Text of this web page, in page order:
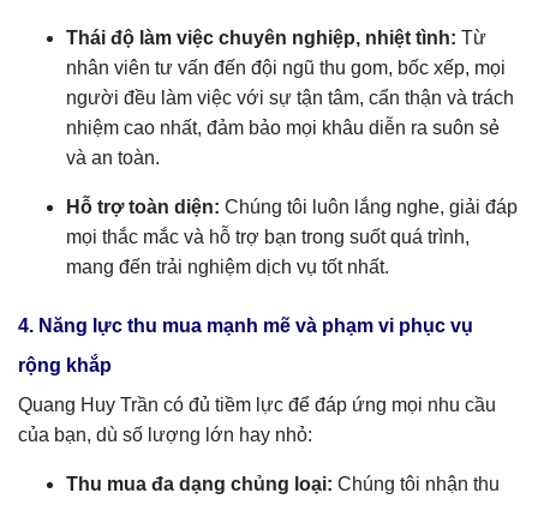
Thái độ làm việc chuyên nghiệp, nhiệt tình: Từ
nhân viên tư vấn đến đội ngũ thu gom, bốc xếp, mọi
người đều làm việc với sự tận tâm, cẩn thận và trách
nhiệm cao nhất, đảm bảo mọi khâu diễn ra suôn sẻ
và an toàn.
Hỗ trợ toàn diện: Chúng tôi luôn lắng nghe, giải đáp
mọi thắc mắc và hỗ trợ bạn trong suốt quá trình,
mang đến trải nghiệm dịch vụ tốt nhất.
4. Năng lực thu mua mạnh mẽ và phạm vi phục vụ
rộng khắp
Quang Huy Trần có đủ tiềm lực để đáp ứng mọi nhu cầu
của bạn, dù số lượng lớn hay nhỏ:
Thu mua đa dạng chủng loại: Chúng tôi nhận thu